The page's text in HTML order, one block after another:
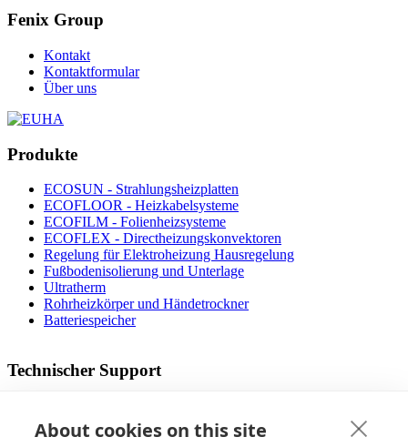
Fenix Group
Kontakt
Kontaktformular
Über uns
Produkte
ECOSUN - Strahlungsheizplatten
ECOFLOOR - Heizkabelsysteme
ECOFILM - Folienheizsysteme
ECOFLEX - Directheizungskonvektoren
Regelung für Elektroheizung Hausregelung
Fußbodenisolierung und Unterlage
Ultratherm
Rohrheizkörper und Händetrockner
Batteriespeicher
Technischer Support
Dateien zum Download
Designer Fußbodenheizung
About cookies on this site